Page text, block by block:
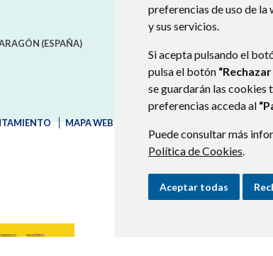
preferencias de uso de la
y sus servicios.
Si acepta pulsando el
pulsa el botón
se guardarán las cookies
preferencias acceda al
Puede consultar más
Política de Cookies.
Aceptar todas
(ESPAÑA)
MAPA WEB